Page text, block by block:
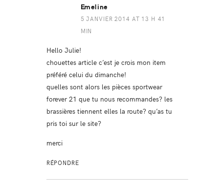
Emeline
5 JANVIER 2014 AT 13 H 41
MIN
Hello Julie!
chouettes article c’est je crois mon item
préféré celui du dimanche!
quelles sont alors les pièces sportwear
forever 21 que tu nous recommandes? les
brassières tiennent elles la route? qu’as tu
pris toi sur le site?
merci
RÉPONDRE